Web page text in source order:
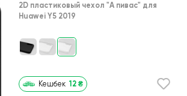
2D пластиковый чехол "А пивас" для
Huawei Y5 2019
Кешбек 12 ₴